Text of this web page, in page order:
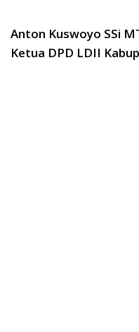
Anton Kuswoyo SSi
Ketua DPD LDII